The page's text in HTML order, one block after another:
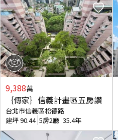
9,388萬
｛傳家｝信義計畫區五房讚
台北市信義區松德路
建坪90.44 5房2廳 35.4年